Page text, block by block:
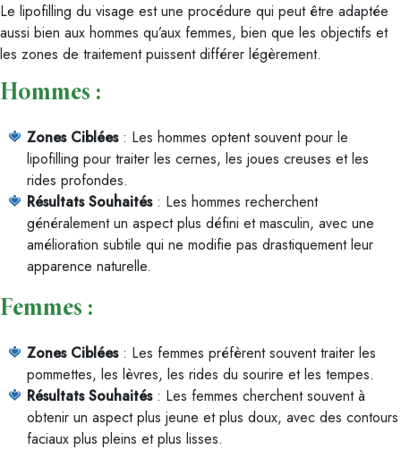
Le lipofilling du visage est une procédure qui peut être adaptée
aussi bien aux hommes qu’aux femmes, bien que les objectifs et
les zones de traitement puissent différer légèrement.
Hommes :
Zones Ciblées: Les hommes optent souvent pour le
lipofilling pour traiter les cernes, les joues creuses et les
rides profondes.
Résultats Souhaités: Les hommes recherchent
généralement un aspect plus défini et masculin, avec une
amélioration subtile qui ne modifie pas drastiquement leur
apparence naturelle.
Femmes :
Zones Ciblées: Les femmes préfèrent souvent traiter les
pommettes, les lèvres, les rides du sourire et les tempes.
Résultats Souhaités: Les femmes cherchent souvent à
obtenir un aspect plus jeune et plus doux, avec des contours
faciaux plus pleins et plus lisses.